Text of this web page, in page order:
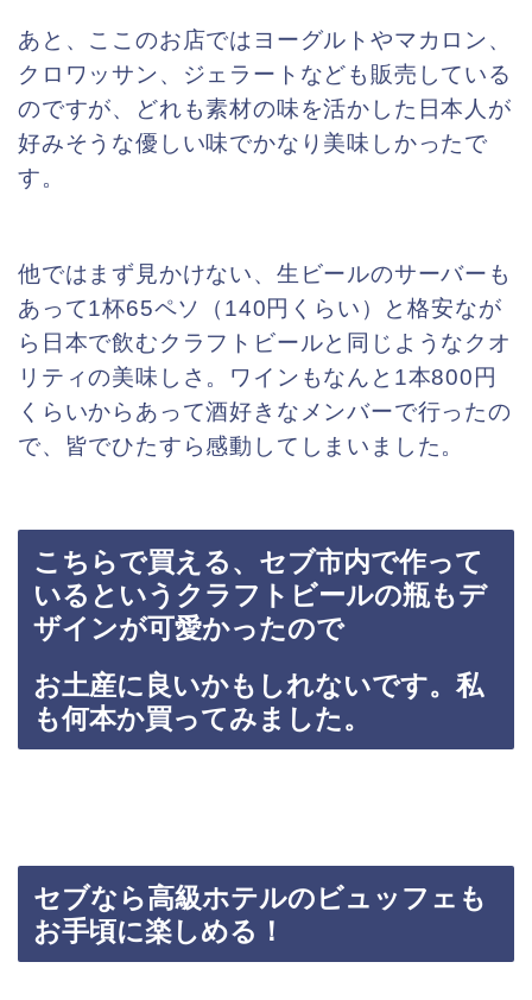
あと、ここのお店ではヨーグルトやマカロン、
クロワッサン、ジェラートなども販売している
のですが、どれも素材の味を活かした日本人が
好みそうな優しい味でかなり美味しかったで
す。
他ではまず見かけない、生ビールのサーバーも
あって1杯65ペソ（140円くらい）と格安なが
ら日本で飲むクラフトビールと同じようなクオ
リティの美味しさ。ワインもなんと1本800円
くらいからあって酒好きなメンバーで行ったの
で、皆でひたすら感動してしまいました。
こちらで買える、セブ市内で作って
いるというクラフトビールの瓶もデ
ザインが可愛かったので
お土産に良いかもしれないです。私
も何本か買ってみました。
セブなら高級ホテルのビュッフェも
お手頃に楽しめる！